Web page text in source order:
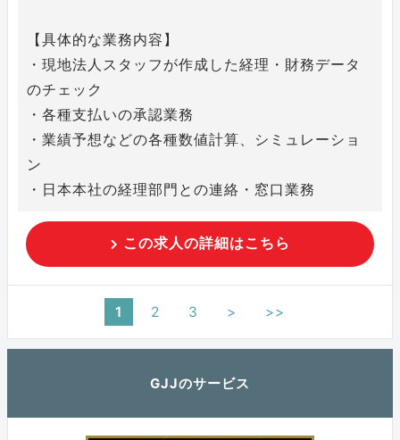
【具体的な業務内容】
・現地法人スタッフが作成した経理・財務データ
のチェック
・各種支払いの承認業務
・業績予想などの各種数値計算、シミュレーショ
ン
・日本本社の経理部門との連絡・窓口業務
この求人の詳細はこちら
1 2 3 > >>
GJJのサービス